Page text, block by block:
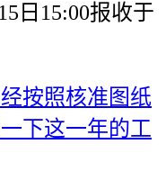
日15:00报收于
按照核准图纸
下这一年的工